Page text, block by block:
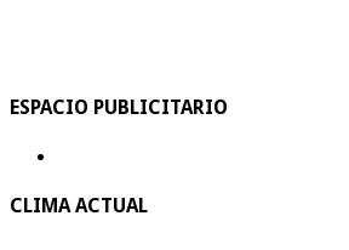
ESPACIO PUBLICITARIO
CLIMA ACTUAL